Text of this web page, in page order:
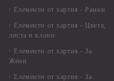
Елементи от хартия - Рамки
Елементи от хартия - Цветя,
листа и клони
Елементи от хартия - За
Жени
Елементи от хартия - За